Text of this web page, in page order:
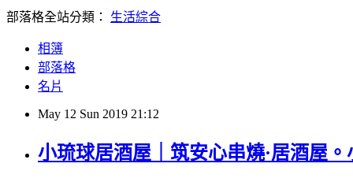
部落格全站分類： 生活綜合
相簿
部落格
名片
May 12 Sun 2019 21:12
小琉球居酒屋｜筑安心串燒·居酒屋